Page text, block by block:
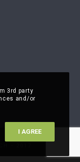
3rd party
and/or
I AGREE